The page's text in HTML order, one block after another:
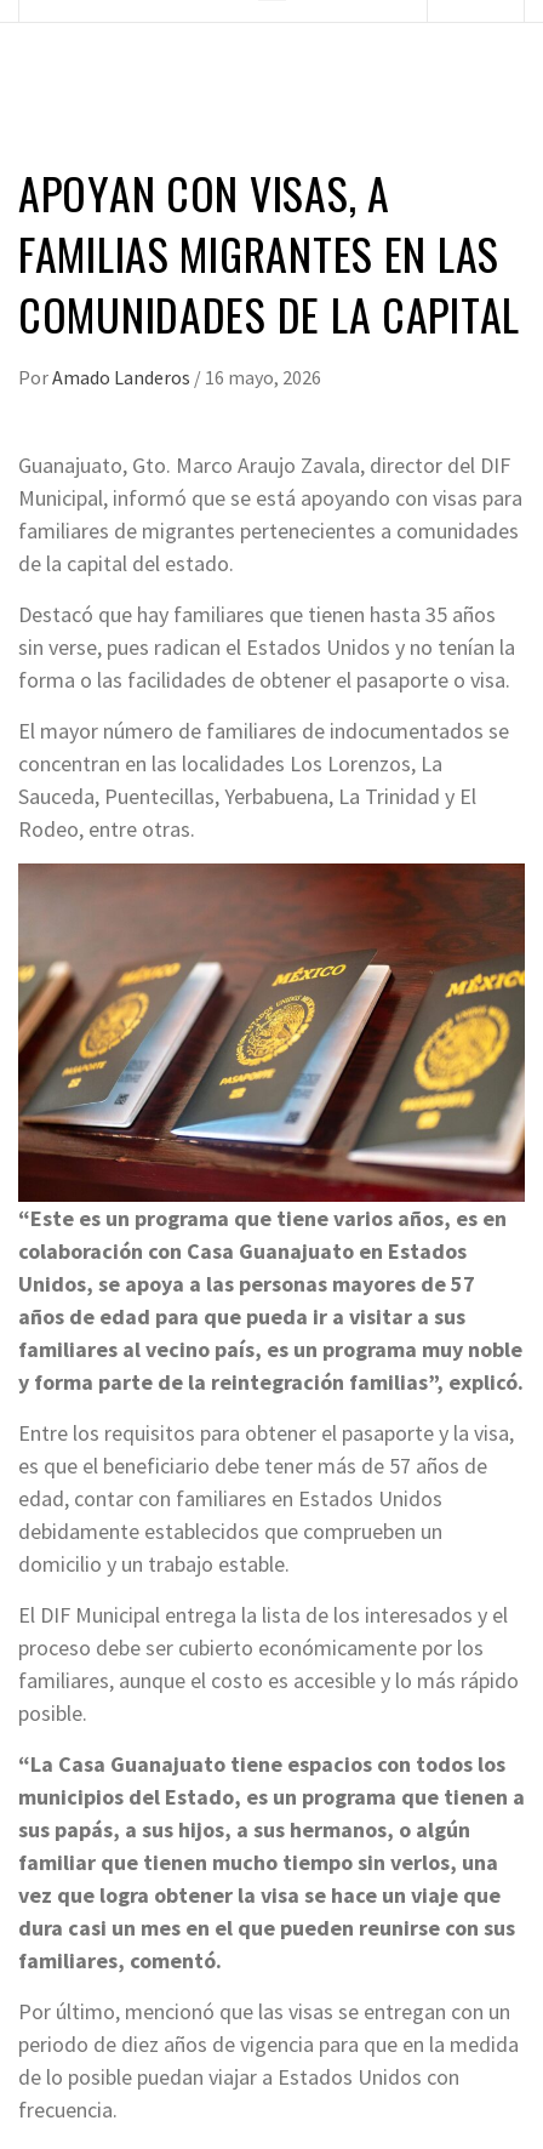
APOYAN CON VISAS, A
FAMILIAS MIGRANTES EN LAS
COMUNIDADES DE LA CAPITAL
PorAmado Landeros / 16 mayo, 2026
Guanajuato, Gto. Marco Araujo Zavala, director del DIF
Municipal, informó que se está apoyando con visas para
familiares de migrantes pertenecientes a comunidades
de la capital del estado.
Destacó que hay familiares que tienen hasta 35 años
sin verse, pues radican el Estados Unidos y no tenían la
forma o las facilidades de obtener el pasaporte o visa.
El mayor número de familiares de indocumentados se
concentran en las localidades Los Lorenzos, La
Sauceda, Puentecillas, Yerbabuena, La Trinidad y El
Rodeo, entre otras.
“Este es un programa que tiene varios años, es en
colaboración con Casa Guanajuato en Estados
Unidos, se apoya a las personas mayores de 57
años de edad para que pueda ir a visitar a sus
familiares al vecino país, es un programa muy noble
y forma parte de la reintegración familias”, explicó.
Entre los requisitos para obtener el pasaporte y la visa,
es que el beneficiario debe tener más de 57 años de
edad, contar con familiares en Estados Unidos
debidamente establecidos que comprueben un
domicilio y un trabajo estable.
El DIF Municipal entrega la lista de los interesados y el
proceso debe ser cubierto económicamente por los
familiares, aunque el costo es accesible y lo más rápido
posible.
“La Casa Guanajuato tiene espacios con todos los
municipios del Estado, es un programa que tienen a
sus papás, a sus hijos, a sus hermanos, o algún
familiar que tienen mucho tiempo sin verlos, una
vez que logra obtener la visa se hace un viaje que
dura casi un mes en el que pueden reunirse con sus
familiares, comentó.
Por último, mencionó que las visas se entregan con un
periodo de diez años de vigencia para que en la medida
de lo posible puedan viajar a Estados Unidos con
frecuencia.